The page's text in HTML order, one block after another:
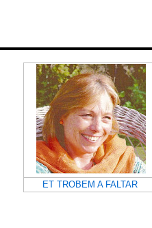
ET TROBEM A FALTAR